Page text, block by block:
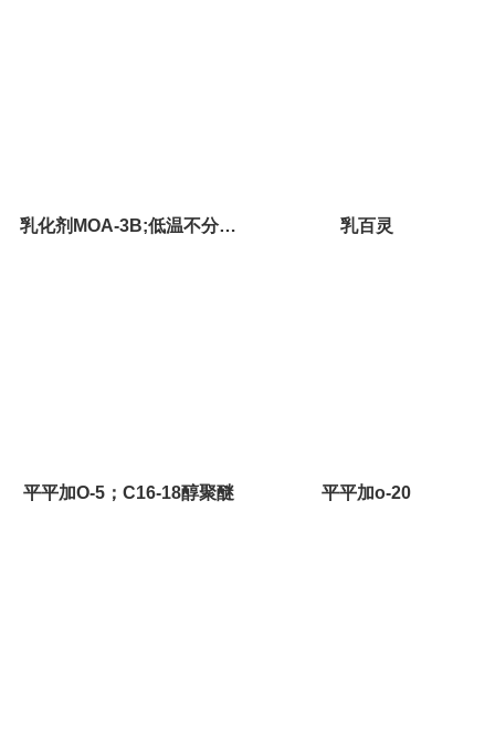
乳化剂MOA-3B;低温不分层 乳百灵
平平加O-5；C16-18醇聚醚 平平加o-20